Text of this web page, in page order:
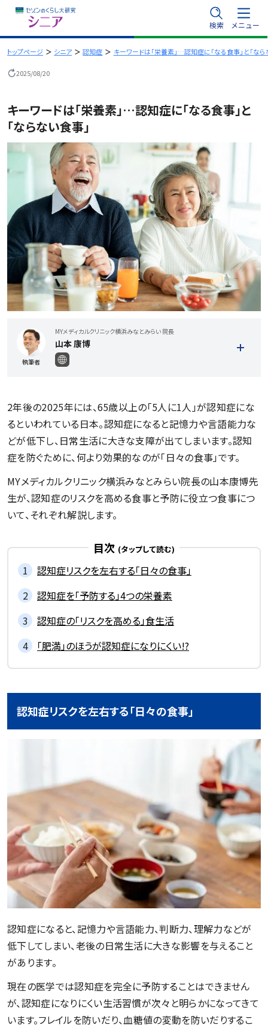
容
を
検索 メニュー
トップページ シニア 認知症 キーワードは「栄養素」…認知症に「なる食事」と「なら
2025/08/20
キーワードは「栄養素」…認知症に「なる食事」と
「ならない食事」
執筆者
MYメディカルクリニック横浜みなとみらい 院長
山本 康博
記事一覧を見る
2年後の2025年には、65歳以上の「5人に1人」が認知症にな
るといわれている日本。認知症になると記憶力や言語能力な
どが低下し、日常生活に大きな支障が出てしまいます。認知
症を防ぐために、何より効果的なのが「日々の食事」です。
MYメディカルクリニック横浜みなとみらい院長の山本康博先
生が、認知症のリスクを高める食事と予防に役立つ食事につ
いて、それぞれ解説します。
目次
認知症リスクを左右する「日々の食事」
認知症を「予防する」4つの栄養素
認知症の「リスクを高める」食生活
「肥満」のほうが認知症になりにくい!?
認知症リスクを左右する「日々の食事」
認知症になると、記憶力や言語能力、判断力、理解力などが
低下してしまい、老後の日常生活に大きな影響を与えること
があります。
現在の医学では認知症を完全に予防することはできません
が、認知症になりにくい生活習慣が次々と明らかになってきて
います。フレイルを防いだり、血糖値の変動を防いだりするこ